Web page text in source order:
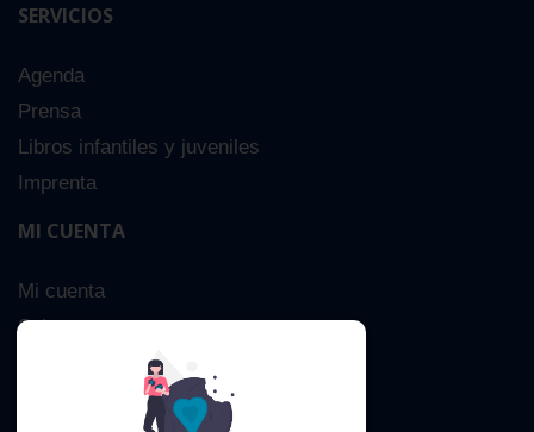
SERVICIOS
Agenda
Prensa
Libros infantiles y juveniles
Imprenta
MI CUENTA
Mi cuenta
Sobre nosotros
Búsqueda Avanzada